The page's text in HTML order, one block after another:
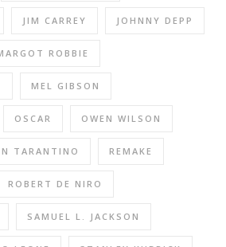
JIM CARREY JOHNNY DEPP
ROBBIE
MEL GIBSON
OSCAR OWEN WILSON
TARANTINO REMAKE
ROBERT DE NIRO
SAMUEL L. JACKSON